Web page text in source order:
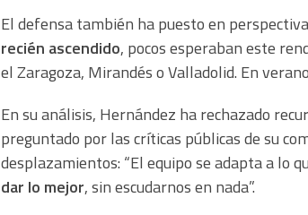
El defensa también ha puesto en
recién ascendido, pocos esperaban este
el Zaragoza, Mirandés o Valladolid. En
En su análisis, Hernández ha rechazado
preguntado por las críticas públicas de su
desplazamientos: “El equipo se adapta a lo
dar lo mejor, sin escudarnos en nada”.